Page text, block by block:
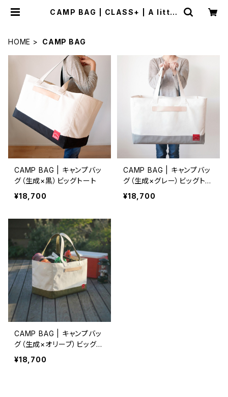
CAMP BAG | CLASS+ | A little
HOME
CAMP BAG
CAMP BAG | キャンプバッ
グ（生成×黒）ビッグトート
¥18,700
CAMP BAG | キャンプバッ
グ（生成×グレー）ビッグトー
ト
¥18,700
CAMP BAG | キャンプバッ
グ（生成×オリーブ）ビッグト
ート
¥18,700